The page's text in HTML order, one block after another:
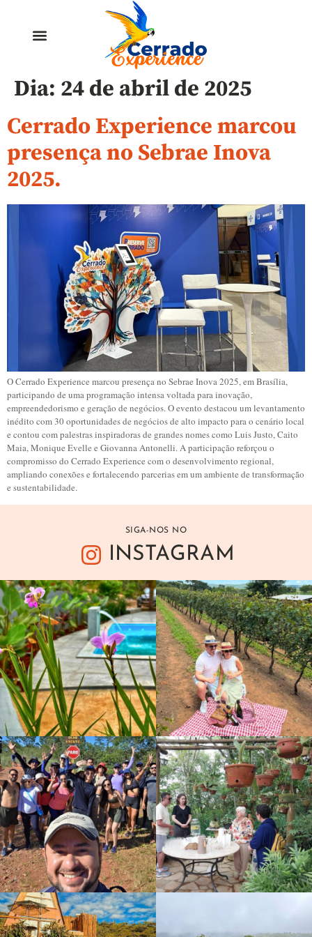
Dia: 24 de abril de 2025
Cerrado Experience marcou
presença no Sebrae Inova
2025.
O Cerrado Experience marcou presença no Sebrae Inova 2025, em Brasília,
participando de uma programação intensa voltada para inovação,
empreendedorismo e geração de negócios. O evento destacou um levantamento
inédito com 30 oportunidades de negócios de alto impacto para o cenário local
e contou com palestras inspiradoras de grandes nomes como Luis Justo, Caito
Maia, Monique Evelle e Giovanna Antonelli. A participação reforçou o
compromisso do Cerrado Experience com o desenvolvimento regional,
ampliando conexões e fortalecendo parcerias em um ambiente de transformação
e sustentabilidade.
SIGA-NOS NO
INSTAGRAM